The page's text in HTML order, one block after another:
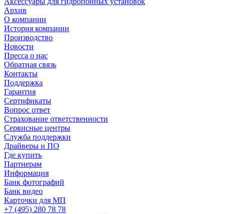
Архив
О компании
История компании
Производство
Новости
Пресса о нас
Обратная связь
Контакты
Поддержка
Гарантия
Сертификаты
Вопрос ответ
Страхование ответственности
Сервисные центры
Служба поддержки
Драйверы и ПО
Где купить
Партнерам
Информация
Банк фотографий
Банк видео
Карточки для МП
+7 (495) 280 78 78